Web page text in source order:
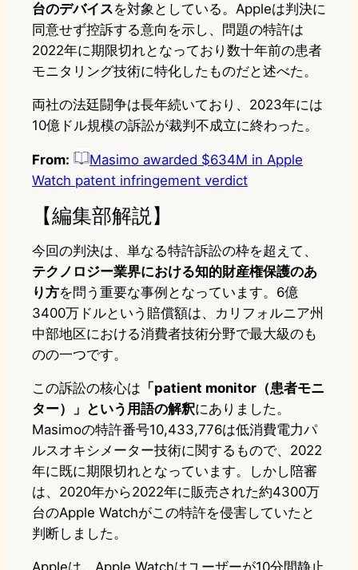
台のデバイスを対象としている。Appleは判決に
同意せず控訴する意向を示し、問題の特許は
2022年に期限切れとなっており数十年前の患者
モニタリング技術に特化したものだと述べた。
両社の法廷闘争は長年続いており、2023年には
10億ドル規模の訴訟が裁判不成立に終わった。
From:
Masimo awarded $634M in Apple
Watch patent infringement verdict
【編集部解説】
今回の判決は、単なる特許訴訟の枠を超えて、
テクノロジー業界における知的財産権保護のあ
り方を問う重要な事例となっています。6億
3400万ドルという賠償額は、カリフォルニア州
中部地区における消費者技術分野で最大級のも
のの一つです。
この訴訟の核心は 「patient monitor（患者モニ
ター）」という用語の解釈にありました。
Masimoの特許番号10,433,776は低消費電力パ
ルスオキシメーター技術に関するもので、2022
年に既に期限切れとなっています。しかし陪審
は、2020年から2022年に販売された約4300万
台のApple Watchがこの特許を侵害していたと
判断しました。